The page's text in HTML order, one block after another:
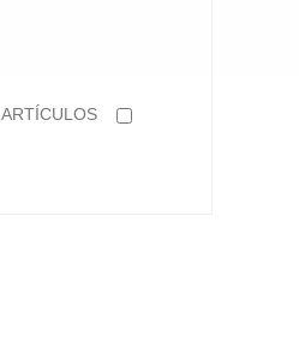
ARTÍCULOS